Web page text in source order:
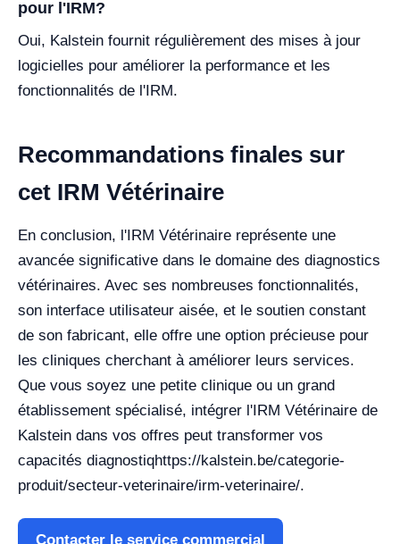
pour l'IRM?
Oui, Kalstein fournit régulièrement des mises à jour
logicielles pour améliorer la performance et les
fonctionnalités de l'IRM.
Recommandations finales sur
cet IRM Vétérinaire
En conclusion, l'IRM Vétérinaire représente une
avancée significative dans le domaine des diagnostics
vétérinaires. Avec ses nombreuses fonctionnalités,
son interface utilisateur aisée, et le soutien constant
de son fabricant, elle offre une option précieuse pour
les cliniques cherchant à améliorer leurs services.
Que vous soyez une petite clinique ou un grand
établissement spécialisé, intégrer l'IRM Vétérinaire de
Kalstein dans vos offres peut transformer vos
capacités diagnostiqhttps://kalstein.be/categorie-
produit/secteur-veterinaire/irm-veterinaire/.
Contacter le service commercial